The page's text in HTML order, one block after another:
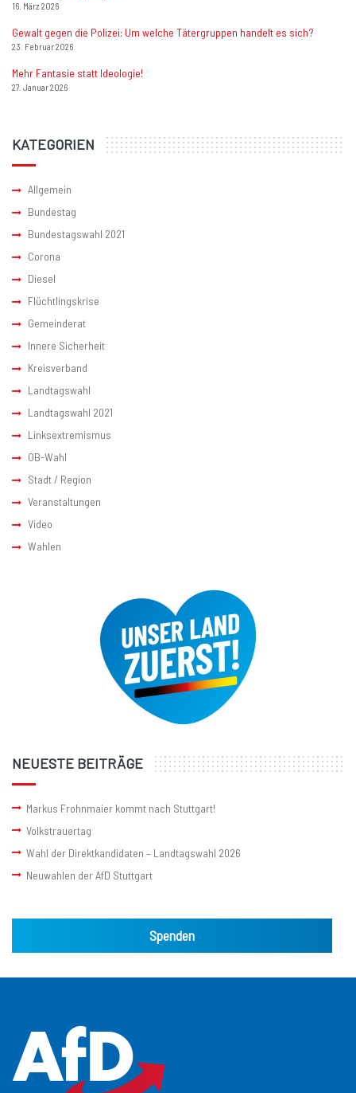
16. März 2026
Gewalt gegen die Polizei: Um welche Tätergruppen handelt es sich?
23. Februar 2026
Mehr Fantasie statt Ideologie!
27. Januar 2026
KATEGORIEN
Allgemein
Bundestag
Bundestagswahl 2021
Corona
Diesel
Flüchtlingskrise
Gemeinderat
Innere Sicherheit
Kreisverband
Landtagswahl
Landtagswahl 2021
Linksextremismus
OB-Wahl
Stadt / Region
Veranstaltungen
Video
Wahlen
NEUESTE BEITRÄGE
Markus Frohnmaier kommt nach Stuttgart!
Volkstrauertag
Wahl der Direktkandidaten – Landtagswahl 2026
Neuwahlen der AfD Stuttgart
Spenden